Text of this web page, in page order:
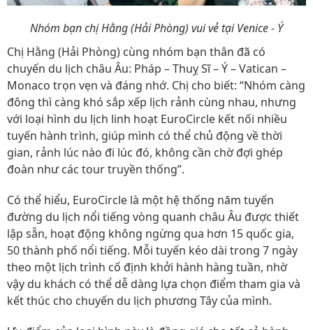
Nhóm bạn chị Hằng (Hải Phòng) vui vẻ tại Venice - Ý
Chị Hằng (Hải Phòng) cùng nhóm bạn thân đã có
chuyến du lịch châu Âu: Pháp – Thuỵ Sĩ – Ý – Vatican –
Monaco trọn vẹn và đáng nhớ. Chị cho biết: “Nhóm càng
đông thì càng khó sắp xếp lịch rảnh cùng nhau, nhưng
với loại hình du lịch linh hoạt EuroCircle kết nối nhiều
tuyến hành trình, giúp mình có thể chủ động về thời
gian, rảnh lúc nào đi lúc đó, không cần chờ đợi ghép
đoàn như các tour truyền thống”.
Có thể hiểu, EuroCircle là một hệ thống năm tuyến
đường du lịch nổi tiếng vòng quanh châu Âu được thiết
lập sẵn, hoạt động không ngừng qua hơn 15 quốc gia,
50 thành phố nổi tiếng. Mỗi tuyến kéo dài trong 7 ngày
theo một lịch trình cố định khởi hành hàng tuần, nhờ
vậy du khách có thể dễ dàng lựa chọn điểm tham gia và
kết thúc cho chuyến du lịch phương Tây của mình.